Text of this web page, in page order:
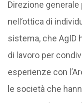
Direzione
nell’ottica di
sistema, che AgID
di lavoro per
esperienze con
le società che